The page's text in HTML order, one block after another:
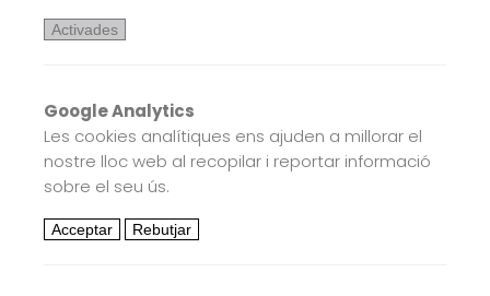
Activades
Google Analytics
Les cookies analítiques ens ajuden a millorar el
nostre lloc web al recopilar i reportar informació
sobre el seu ús.
Acceptar Rebutjar